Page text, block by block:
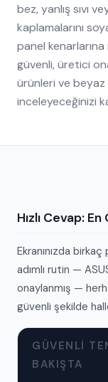
bez, yanlış sıvı
kaplamalarını
panel
güvenli, üretici
ürünleri ve beyaz
inceleyeceğinizi
Hızlı Cevap:
Ekranınızda
adımlı rutin —
onaylanmış —
güvenli şekilde
GÜVENLI
BAKIŞTA